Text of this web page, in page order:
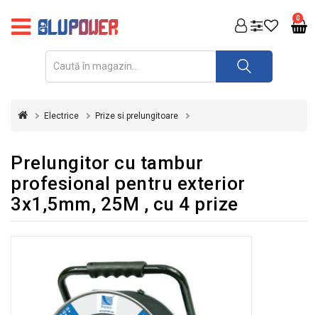
0
FOTOVOLTAICE
REDRESOARE
INVERTOARE
UPS
Electrice Prize si prelungitoare
Prelungitor cu tambur
profesional pentru exterior
3x1,5mm, 25M , cu 4 prize